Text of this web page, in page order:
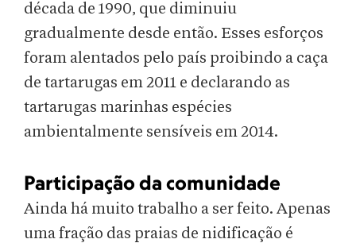
década de 1990, que diminuiu
gradualmente desde então. Esses esforços
foram alentados pelo país proibindo a caça
de tartarugas em 2011 e declarando as
tartarugas marinhas espécies
ambientalmente sensíveis em 2014.
Participação da comunidade
Ainda há muito trabalho a ser feito. Apenas
uma fração das praias de nidificação é